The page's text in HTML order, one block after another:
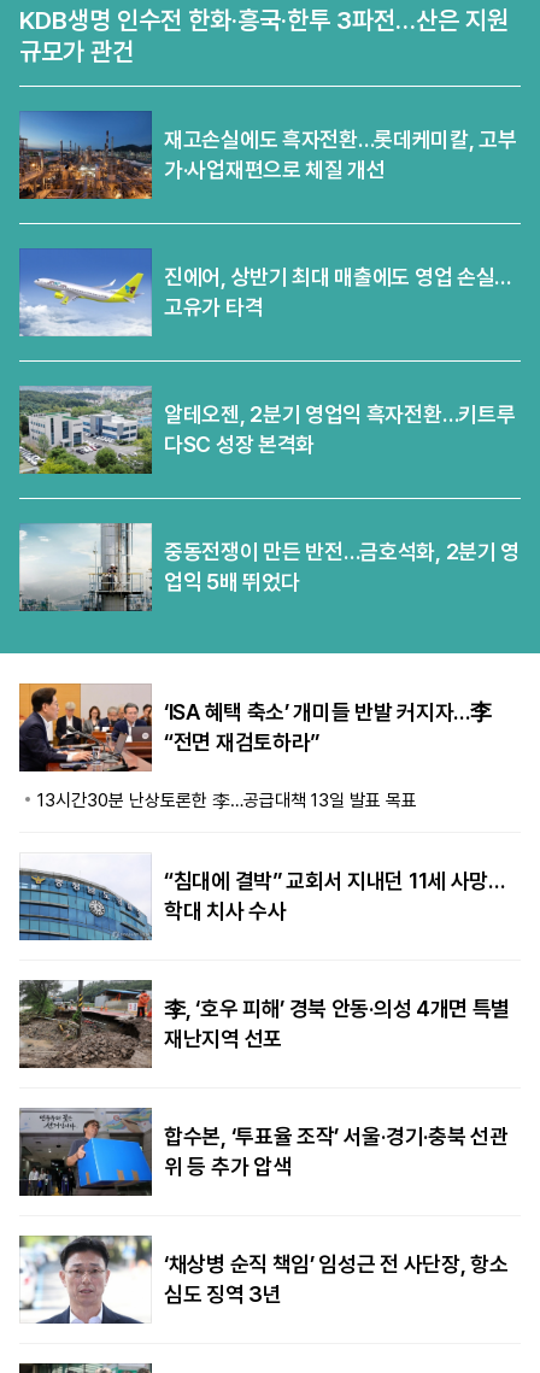
KDB생명 인수전 한화·흥국·한투 3파전…산은 지원
규모가 관건
재고손실에도 흑자전환…롯데케미칼, 고부
가·사업재편으로 체질 개선
진에어, 상반기 최대 매출에도 영업 손실…
고유가 타격
알테오젠, 2분기 영업익 흑자전환…키트루
다SC 성장 본격화
중동전쟁이 만든 반전…금호석화, 2분기 영
업익 5배 뛰었다
‘ISA 혜택 축소’ 개미들 반발 커지자…李
“전면 재검토하라”
13시간30분 난상토론한 李…공급대책 13일 발표 목표
“침대에 결박” 교회서 지내던 11세 사망…
학대 치사 수사
李, ‘호우 피해’ 경북 안동·의성 4개면 특별
재난지역 선포
합수본, ‘투표율 조작’ 서울·경기·충북 선관
위 등 추가 압색
‘채상병 순직 책임’ 임성근 전 사단장, 항소
심도 징역 3년